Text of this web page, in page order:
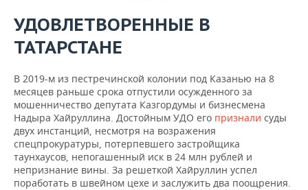
УДОВЛЕТВОРЕННЫЕ В
ТАТАРСТАНЕ
В 2019-м из пестречинской колонии под Казанью на 8
месяцев раньше срока отпустили осужденного за
мошенничество депутата Казгордумы и бизнесмена
Надыра Хайруллина. Достойным УДО его признали суды
двух инстанций, несмотря на возражения
спецпрокуратуры, потерпевшего застройщика
таунхаусов, непогашенный иск в 24 млн рублей и
непризнание вины. За решеткой Хайруллин успел
поработать в швейном цехе и заслужить два поощрения.